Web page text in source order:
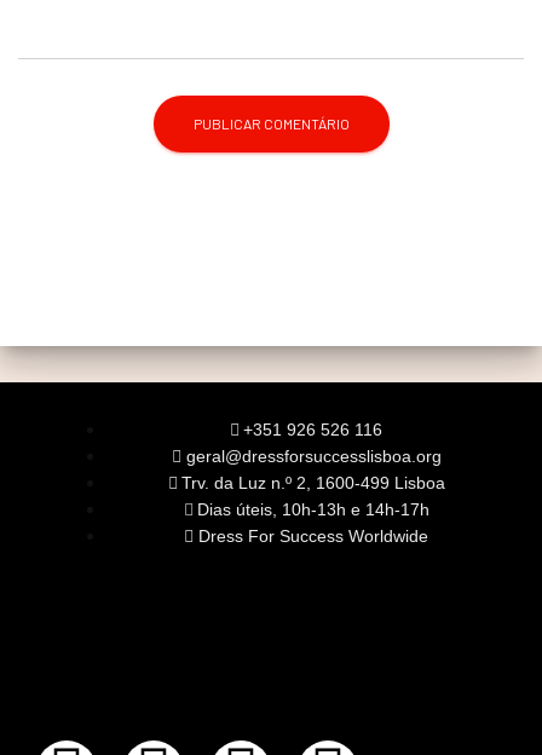
+351 926 526 116
geral@dressforsuccesslisboa.org
Trv. da Luz n.º 2, 1600-499 Lisboa
Dias úteis, 10h-13h e 14h-17h
Dress For Success Worldwide